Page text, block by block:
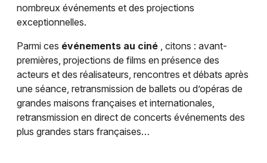
nombreux événements et des projections
exceptionnelles.
Parmi ces événements au ciné , citons : avant-
premières, projections de films en présence des
acteurs et des réalisateurs, rencontres et débats après
une séance, retransmission de ballets ou d’opéras de
grandes maisons françaises et internationales,
retransmission en direct de concerts événements des
plus grandes stars françaises…